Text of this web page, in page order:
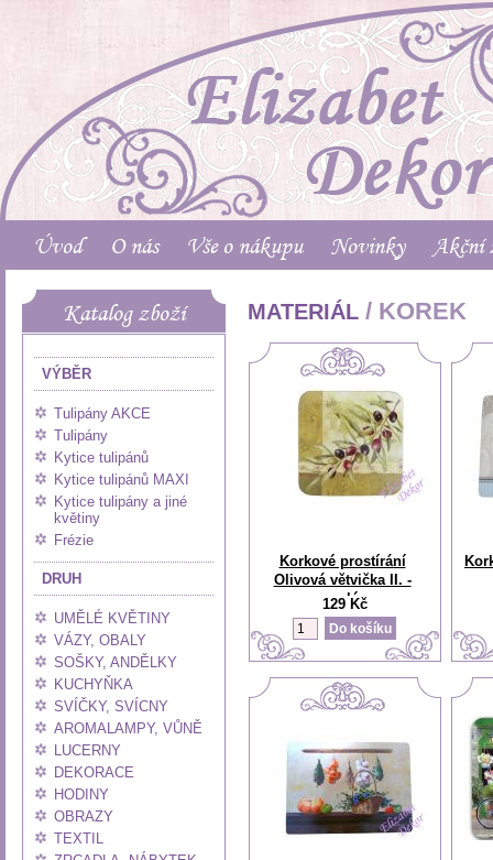
Úvod O nás Vše o nákupu Novinky Akční
Katalog zboží
VÝBĚR
Tulipány AKCE
Tulipány
Kytice tulipánů
Kytice tulipánů MAXI
Kytice tulipány a jiné
květiny
Frézie
DRUH
UMĚLÉ KVĚTINY
VÁZY, OBALY
SOŠKY, ANDĚLKY
KUCHYŇKA
SVÍČKY, SVÍCNY
AROMALAMPY, VŮNĚ
LUCERNY
DEKORACE
HODINY
OBRAZY
TEXTIL
MATERIÁL / KOREK
Korkové prostírání
Olivová větvička II. -
malé
129 Kč